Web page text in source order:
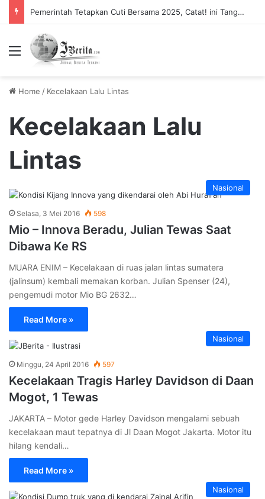
Pemerintah Tetapkan Cuti Bersama 2025, Catat! ini Tanggalnya
Menu
Home / Kecelakaan Lalu Lintas
Kecelakaan Lalu
Lintas
Nasional
Selasa, 3 Mei 2016 598
Mio – Innova Beradu, Julian Tewas Saat
Dibawa Ke RS
MUARA ENIM – Kecelakaan di ruas jalan lintas sumatera
(jalinsum) kembali memakan korban. Julian Spenser (24),
pengemudi motor Mio BG 2632…
Read More »
Nasional
Minggu, 24 April 2016 597
Kecelakaan Tragis Harley Davidson di Daan
Mogot, 1 Tewas
JAKARTA – Motor gede Harley Davidson mengalami sebuah
kecelakaan maut tepatnya di Jl Daan Mogot Jakarta. Motor itu
hilang kendali…
Read More »
Nasional